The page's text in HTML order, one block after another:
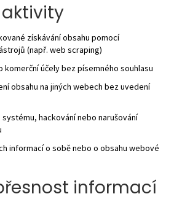
získávání obsahu pomocí
(např. web scraping)
komerční účely bez písemného souhlasu
obsahu na jiných webech bez uvedení
hackování nebo narušování
informací o sobě nebo o obsahu webové
informací